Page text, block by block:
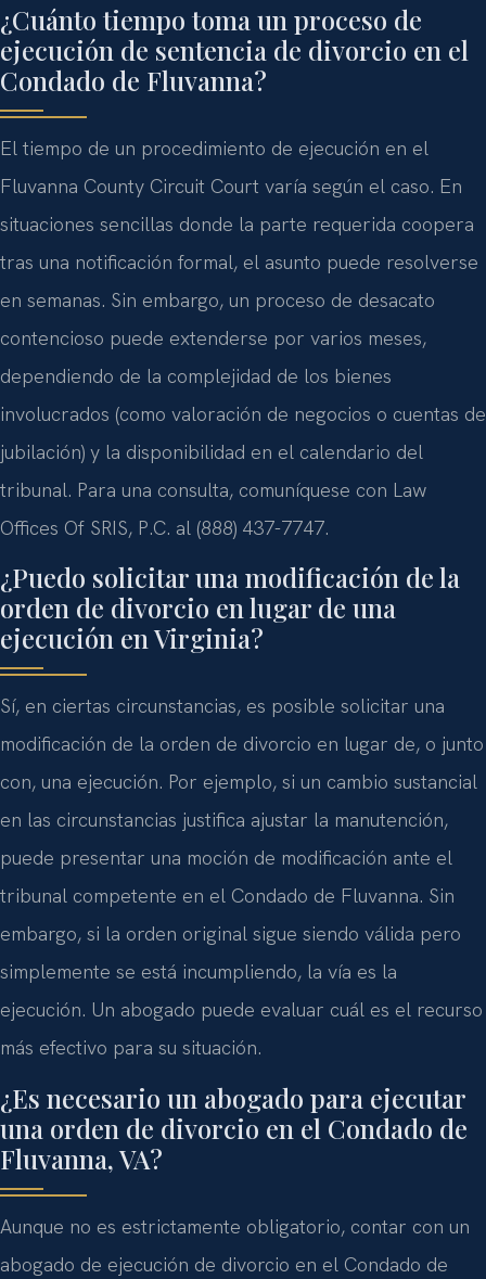
¿Cuánto tiempo toma un proceso de
ejecución de sentencia de divorcio en el
Condado de Fluvanna?
El tiempo de un procedimiento de ejecución en el
Fluvanna County Circuit Court varía según el caso. En
situaciones sencillas donde la parte requerida coopera
tras una notificación formal, el asunto puede resolverse
en semanas. Sin embargo, un proceso de desacato
contencioso puede extenderse por varios meses,
dependiendo de la complejidad de los bienes
involucrados (como valoración de negocios o cuentas de
jubilación) y la disponibilidad en el calendario del
tribunal. Para una consulta, comuníquese con Law
Offices Of SRIS, P.C. al (888) 437-7747.
¿Puedo solicitar una modificación de la
orden de divorcio en lugar de una
ejecución en Virginia?
Sí, en ciertas circunstancias, es posible solicitar una
modificación de la orden de divorcio en lugar de, o junto
con, una ejecución. Por ejemplo, si un cambio sustancial
en las circunstancias justifica ajustar la manutención,
puede presentar una moción de modificación ante el
tribunal competente en el Condado de Fluvanna. Sin
embargo, si la orden original sigue siendo válida pero
simplemente se está incumpliendo, la vía es la
ejecución. Un abogado puede evaluar cuál es el recurso
más efectivo para su situación.
¿Es necesario un abogado para ejecutar
una orden de divorcio en el Condado de
Fluvanna, VA?
Aunque no es estrictamente obligatorio, contar con un
abogado de ejecución de divorcio en el Condado de